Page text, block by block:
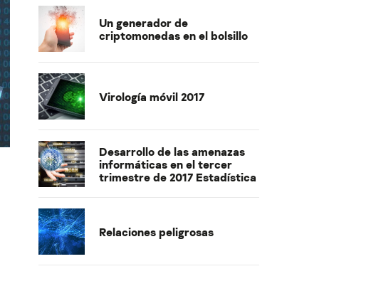
Un generador de
criptomonedas en el bolsillo
Virología móvil 2017
Desarrollo de las amenazas
informáticas en el tercer
trimestre de 2017 Estadística
Relaciones peligrosas